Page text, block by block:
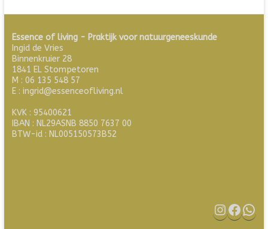
Essence of living - Praktijk voor natuurgeneeskunde
Ingid de Vries
Binnenkruier 28
1841 EL Stompetoren
M : 06 135 548 57
E : ingrid@essenceofliving.nl
KVK : 95400621
IBAN : NL29ASNB 8850 7637 00
BTW-id : NL005150573B52
InstagramFacebook WhatsApp